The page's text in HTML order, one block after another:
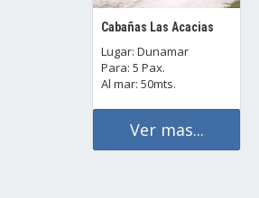
Cabañas Las Acacias
Lugar: Dunamar
Para: 5 Pax.
Al mar: 50mts.
Ver mas...